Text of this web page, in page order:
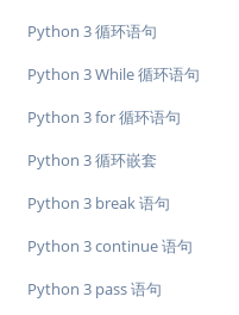
Python 3 循环语句
Python 3 While 循环语句
Python 3 for 循环语句
Python 3 循环嵌套
Python 3 break 语句
Python 3 continue 语句
Python 3 pass 语句